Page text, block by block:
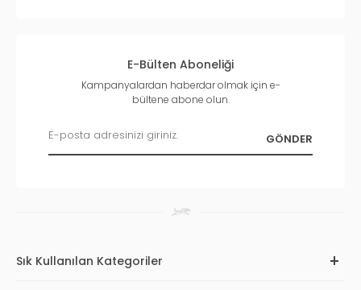
E-Bülten Aboneliği
Kampanyalardan haberdar olmak için e-
bültene abone olun.
Sık Kullanılan Kategoriler